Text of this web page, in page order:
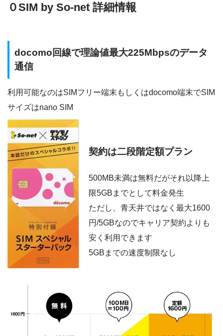
０SIM by So-net 詳細情報
docomo回線で理論値最大225Mbpsのデータ
通信
利用可能なのはSIMフリー端末もしくはdocomo端末でSIM
サイズはnano SIM
契約は二段階定額プラン
500MB未満は無料だがそれ以降上
限5GBまでとして料金発生
ただし、青天井ではなく最大1600
円/5GBなのでキャリア契約よりも
安く利用できます
5GBまでの速度制限なし